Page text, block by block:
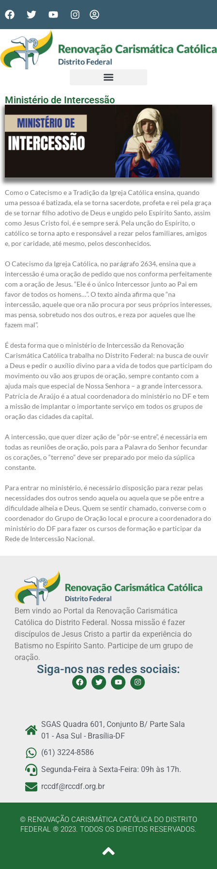
Ministério de Intercessão
Como o Catecismo e a Tradição da Igreja Católica ensina, quando
uma pessoa é batizada, ela se torna sacerdote, profeta e rei pela graça
de se tornar filho adotivo de Deus e ungido pelo Espírito Santo, assim
como Jesus Cristo foi, é e sempre será. Pela unção do Espírito, o
católico se torna apto e responsável a rezar pelos familiares, amigos
e, por caridade, até mesmo, pelos desconhecidos.
O Catecismo da Igreja Católica, no parágrafo 2634, ensina que a
intercessão é uma oração de pedido que nos conforma perfeitamente
com a oração de Jesus. “Ele é o único Intercessor junto ao Pai em
favor de todos os homens…”. O texto ainda afirma que “na
intercessão, aquele que ora não procura por seus próprios interesses,
mas pensa, sobretudo nos dos outros, e reza por aqueles que lhe
fazem mal”.
É desta forma que o ministério de Intercessão da Renovação
Carismática Católica trabalha no Distrito Federal: na busca de ouvir
a Deus e pedir o auxílio divino para a vida de todos que participam do
movimento ou vão aos grupos de oração, sempre contanto com a
ajuda mais que especial de Nossa Senhora – a grande intercessora.
Patrícia de Araújo é a atual coordenadora do ministério no DF e tem
a missão de implantar o importante serviço em todos os grupos de
oração das cidades da capital.
A intercessão, que quer dizer ação de “pôr-se entre”, é necessária em
todas as reuniões de oração, pois para a Palavra do Senhor fecundar
os corações, o “terreno” deve ser preparado por meio da súplica
constante.
Para entrar no ministério, é necessário disposição para rezar pelas
necessidades dos outros sendo aquela ou aquela que se põe entre a
dificuldade alheia e Deus. Quem se sentir chamado, converse com o
coordenador do Grupo de Oração local e procure a coordenadora do
ministério do DF para fazer os cursos de formação e participar da
Rede de Intercessão Nacional.
Bem vindo ao Portal da Renovação Carismática
Católica do Distrito Federal. Nossa missão é fazer
discípulos de Jesus Cristo a partir da experiência do
Batismo no Espírito Santo. Participe de um grupo de
oração.
Siga-nos nas redes sociais:
SGAS Quadra 601, Conjunto B/ Parte Sala
01 - Asa Sul - Brasília-DF
(61) 3224-8586
Segunda-Feira à Sexta-Feira: 09h às 17h.
rccdf@rccdf.org.br
© RENOVAÇÃO CARISMÁTICA CATÓLICA DO DISTRITO
FEDERAL ® 2023. TODOS OS DIREITOS RESERVADOS.